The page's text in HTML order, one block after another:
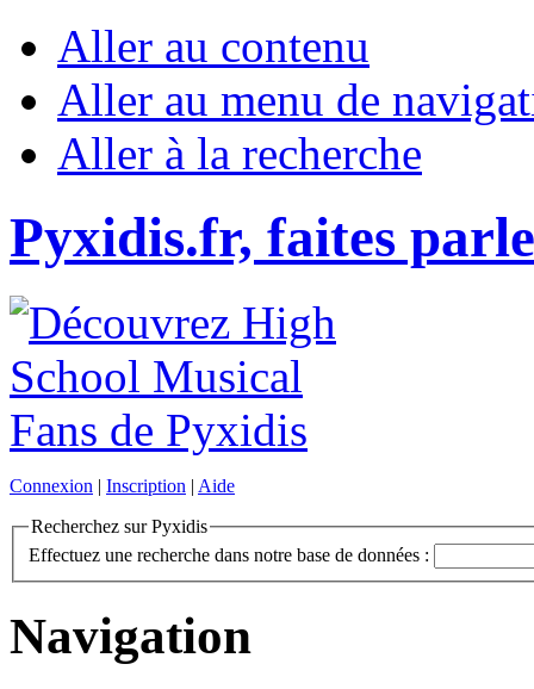
Aller au contenu
Aller au menu de
Aller à la recherche
Pyxidis.fr, faites
Connexion | Inscription | Aide
Recherchez sur Pyxidis
Effectuez une recherche dans notre base de données :
Navigation